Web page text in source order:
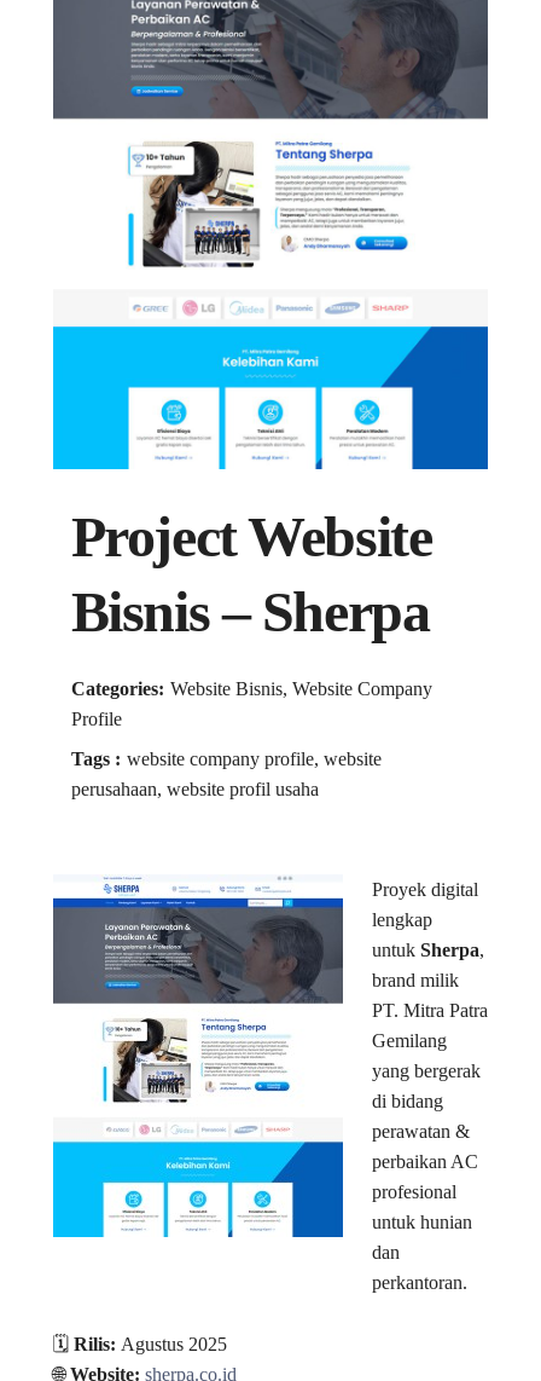
Project Website
Bisnis – Sherpa
Categories: Website Bisnis, Website Company
Profile
Tags : website company profile, website
perusahaan, website profil usaha
Proyek digital
lengkap
untuk Sherpa,
brand milik
PT. Mitra Patra
Gemilang
yang bergerak
di bidang
perawatan &
perbaikan AC
profesional
untuk hunian
dan
perkantoran.
🗓️ Rilis: Agustus 2025
🌐Website: sherpa.co.id